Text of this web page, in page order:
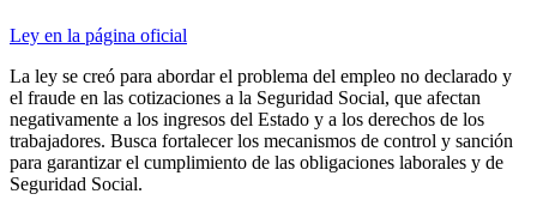
Ley en la página oficial
La ley se creó para abordar el problema del empleo no declarado y
el fraude en las cotizaciones a la Seguridad Social, que afectan
negativamente a los ingresos del Estado y a los derechos de los
trabajadores. Busca fortalecer los mecanismos de control y sanción
para garantizar el cumplimiento de las obligaciones laborales y de
Seguridad Social.